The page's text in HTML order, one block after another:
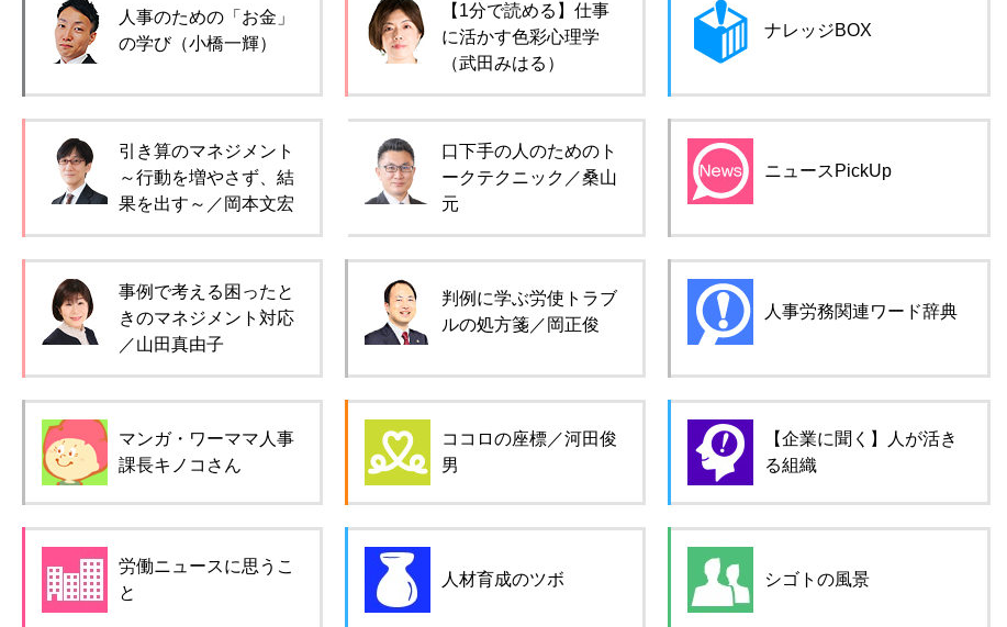
人事のための「お金」
の学び（小橋一輝）
【1分で読める】仕事
に活かす色彩心理学
（武田みはる）
ナレッジBOX
引き算のマネジメント
～行動を増やさず、結
果を出す～／岡本文宏
口下手の人のためのト
ークテクニック／桑山
元
ニュースPickUp
事例で考える困ったと
きのマネジメント対応
／山田真由子
判例に学ぶ労使トラブ
ルの処方箋／岡正俊
人事労務関連ワード辞典
マンガ・ワーママ人事
課長キノコさん
ココロの座標／河田俊
男
【企業に聞く】人が活き
る組織
労働ニュースに思うこ
と
人材育成のツボ シゴトの風景